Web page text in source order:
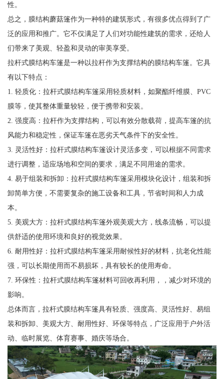
性。
总之，膜结构蘑菇篷作为一种特的建筑形式，有很多优点得到了广
泛的应用和推广。它不仅满足了人们对功能性建筑的需求，还给人
们带来了美观、轻盈和灵动的审美享受。
拉杆式膜结构车篷是一种以拉杆作为支撑结构的膜结构车篷。它具
有以下特点：
1. 轻质化：拉杆式膜结构车篷采用轻质材料，如聚酯纤维膜、PVC
膜等，使其整体重量较轻，便于携带和安装。
2. 强度高：拉杆作为支撑结构，可以有效分散载荷，提高车篷的抗
风能力和稳定性，保证车篷在恶劣天气条件下的安全性。
3. 灵活性好：拉杆式膜结构车篷设计灵活多变，可以根据不同需求
进行调整，适应场地和空间的要求，满足不同用途的需求。
4. 易于组装和拆卸：拉杆式膜结构车篷采用模块化设计，组装和拆
卸简单方便，不需要复杂的施工设备和工具，节省时间和人力成
本。
5. 美观大方：拉杆式膜结构车篷外观美观大方，线条流畅，可以提
供舒适的使用环境和良好的视觉效果。
6. 耐用性好：拉杆式膜结构车篷采用耐候性好的材料，抗老化性能
强，可以长期使用而不易损坏，具有较长的使用寿命。
7. 环保性：拉杆式膜结构车篷材料可回收再利用，，减少对环境的
影响。
总体而言，拉杆式膜结构车篷具有轻质、强度高、灵活性好、易组
装和拆卸、美观大方、耐用性好、环保等特点，广泛应用于户外活
动、临时展览、体育赛事、婚庆等场合。